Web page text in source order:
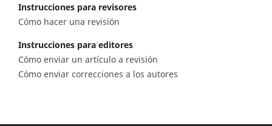
Instrucciones para revisores
Cómo hacer una revisión
Instrucciones para editores
Cómo enviar un artículo a revisión
Cómo enviar correcciones a los autores